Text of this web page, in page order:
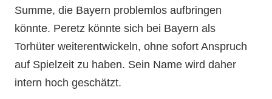
Summe, die Bayern problemlos aufbringen
könnte. Peretz könnte sich bei Bayern als
Torhüter weiterentwickeln, ohne sofort Anspruch
auf Spielzeit zu haben. Sein Name wird daher
intern hoch geschätzt.